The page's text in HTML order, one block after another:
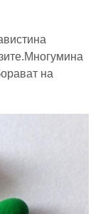
Многумина
на